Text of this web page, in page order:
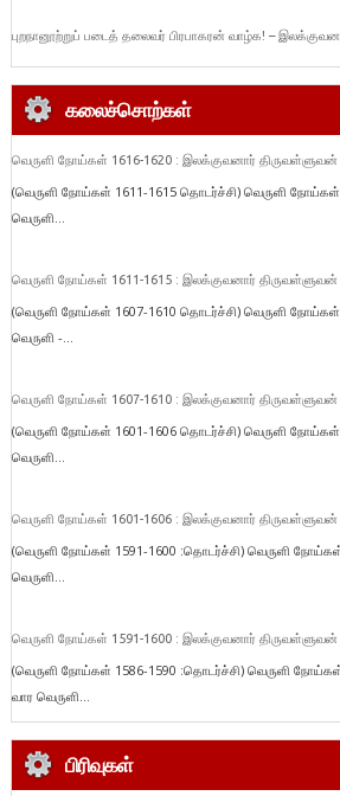
புறநானூற்றுப் படைத் தலைவர் பிரபாகரன் வாழ்க! –
கலைச்சொற்கள்
வெருளி நோய்கள் 1616-1620 : இலக்குவனார் திருவள்ளுவன்
(வெருளி நோய்கள் 1611-1615 தொடர்ச்சி) வெருளி
வெருளி...
வெருளி நோய்கள் 1611-1615 : இலக்குவனார் திருவள்ளுவன்
(வெருளி நோய்கள் 1607-1610 தொடர்ச்சி) வெருளி
வெருளி -...
வெருளி நோய்கள் 1607-1610 : இலக்குவனார் திருவள்ளுவன்
(வெருளி நோய்கள் 1601-1606 தொடர்ச்சி) வெருளி
வெருளி...
வெருளி நோய்கள் 1601-1606 : இலக்குவனார் திருவள்ளுவன்
(வெருளி நோய்கள் 1591-1600 :தொடர்ச்சி) வெருளி நோய்கள்
வெருளி...
வெருளி நோய்கள் 1591-1600 : இலக்குவனார் திருவள்ளுவன்
(வெருளி நோய்கள் 1586-1590 :தொடர்ச்சி) வெருளி
வார வெருளி...
பிரிவுகள்